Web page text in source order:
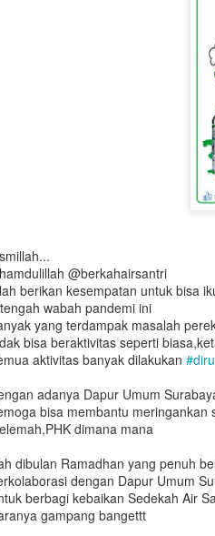
@berkahairsantri
berikan kesempatan untuk bisa
wabah pandemi ini
yang terdampak masalah
bisa beraktivitas seperti
aktivitas banyak dilakukan #
adanya Dapur Umum
bisa membantu
dimana mana
dibulan Ramadhan yang penuh
dengan Dapur Umum
berbagi kebaikan Sedekah Air
gampang bangettt